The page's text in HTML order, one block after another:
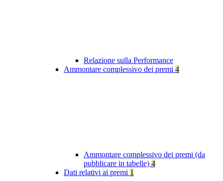
Relazione sulla Performance
Ammontare complessivo dei premi 4
Ammontare complessivo dei premi (da
pubblicare in tabelle) 4
Dati relativi ai premi 1